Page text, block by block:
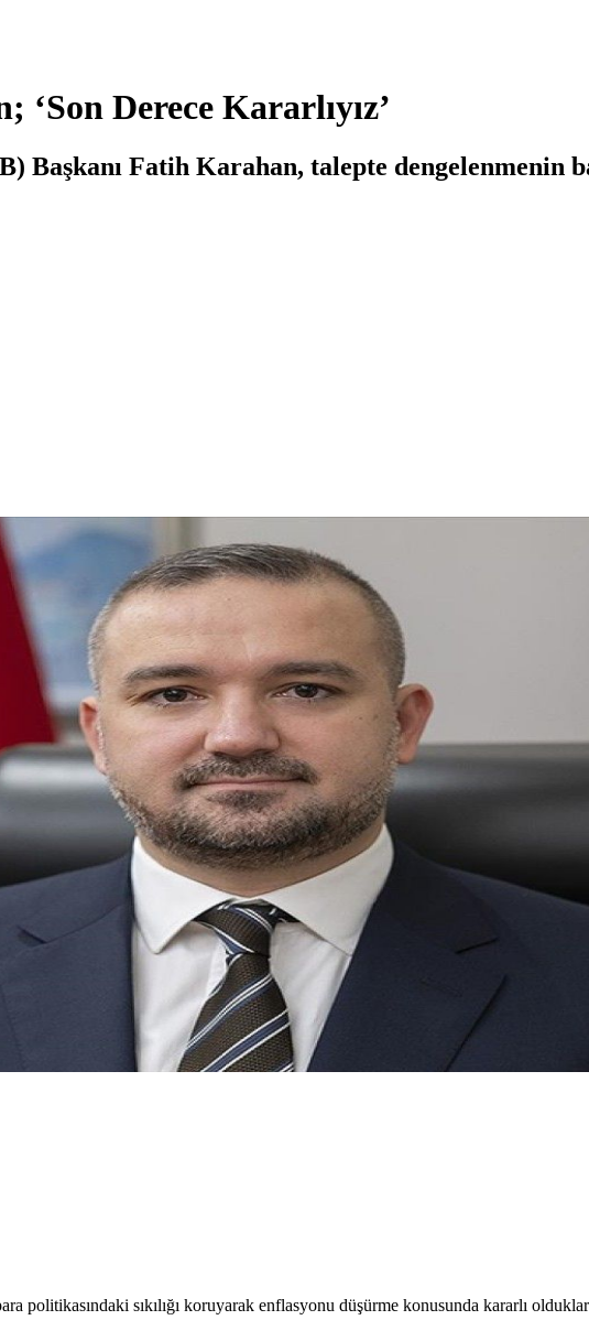
‘Son Derece Kararlıyız’
Fatih Karahan, talepte dengelenmenin
sıkılığı koruyarak enflasyonu düşürme konusunda kararlı